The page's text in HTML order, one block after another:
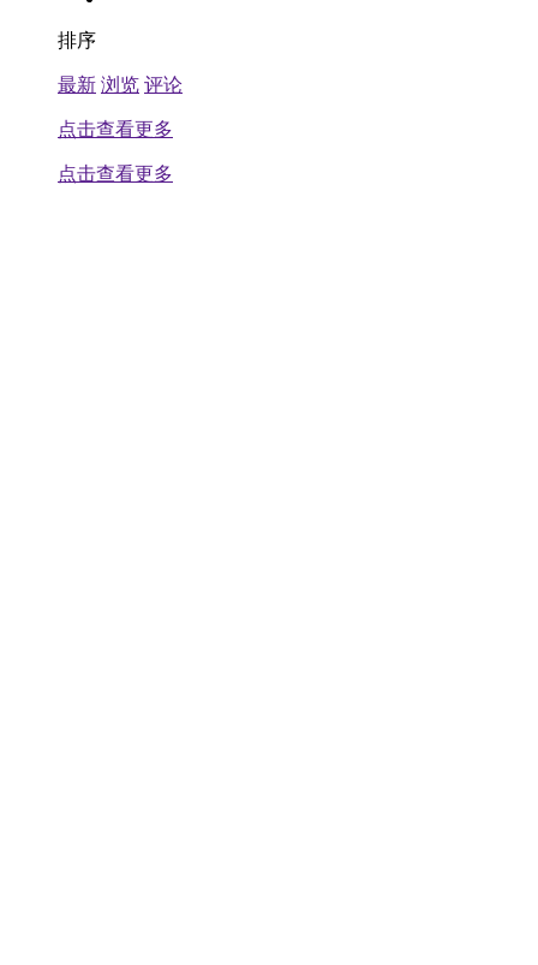
排序
最新 浏览 评论
点击查看更多
点击查看更多